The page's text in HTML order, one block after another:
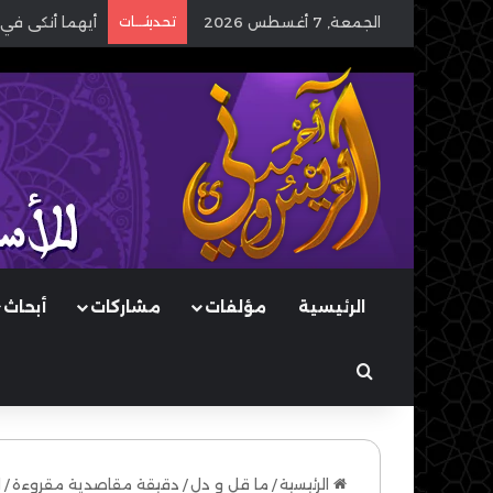
الجمعة, 7 أغسطس 2026 تحديثـــات أيهما أنكى
الرئيسية مؤلفات مشاركات أبحاث
بحث عن
الرئيسية/ ما قل و دل/ دقيقة مقاصدية مقروءة/